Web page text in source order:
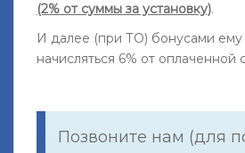
(2% от суммы за установку).
И далее (при ТО) бонусами ему
начисляться 6% от оплаченной
Позвоните нам (для